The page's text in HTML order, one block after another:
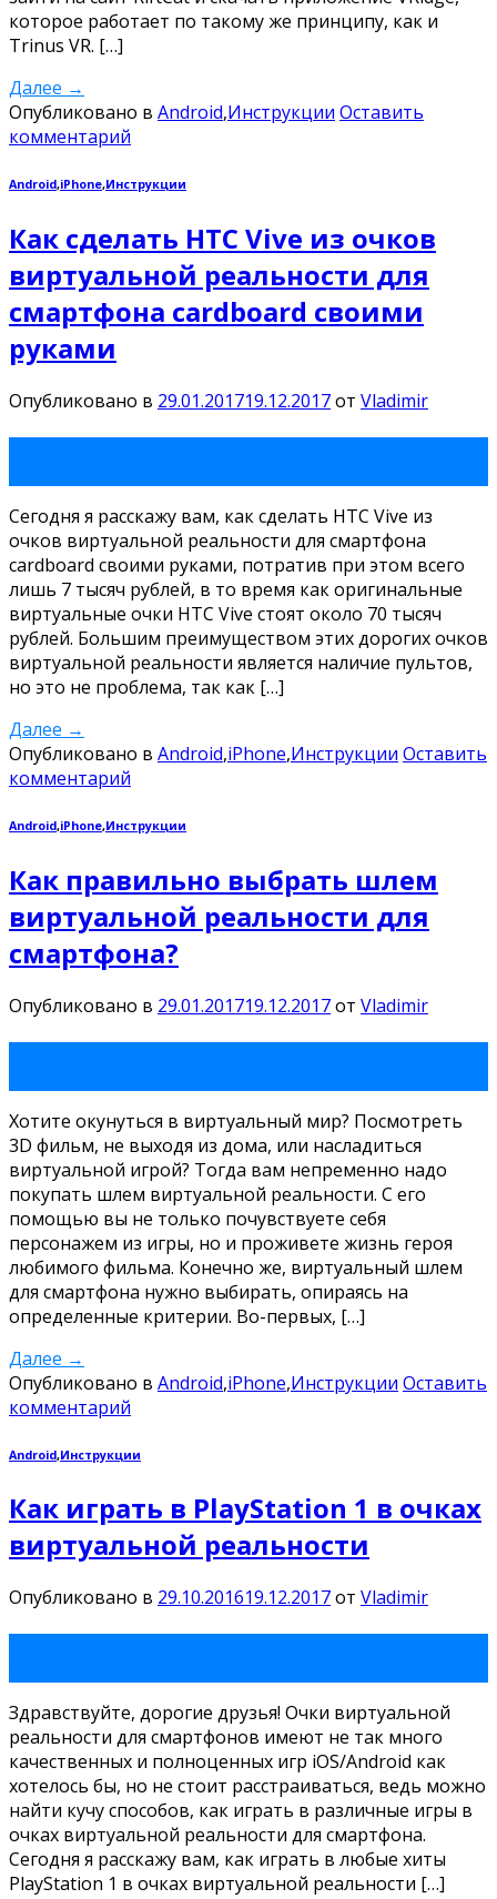
которое работает по такому же принципу, как и
Trinus VR. […]
Далее →
Опубликовано в Android,Инструкции Оставить
комментарий
Android,iPhone,Инструкции
Как сделать HTC Vive из очков
виртуальной реальности для
смартфона cardboard своими
руками
Опубликовано в 29.01.201719.12.2017от Vladimir
Сегодня я расскажу вам, как сделать HTC Vive из
очков виртуальной реальности для смартфона
cardboard своими руками, потратив при этом всего
лишь 7 тысяч рублей, в то время как оригинальные
виртуальные очки HTC Vive стоят около 70 тысяч
рублей. Большим преимуществом этих дорогих очков
виртуальной реальности является наличие пультов,
но это не проблема, так как […]
Далее →
Опубликовано в Android,iPhone,Инструкции Оставить
комментарий
Android,iPhone,Инструкции
Как правильно выбрать шлем
виртуальной реальности для
смартфона?
Опубликовано в 29.01.201719.12.2017от Vladimir
Хотите окунуться в виртуальный мир? Посмотреть
3D фильм, не выходя из дома, или насладиться
виртуальной игрой? Тогда вам непременно надо
покупать шлем виртуальной реальности. С его
помощью вы не только почувствуете себя
персонажем из игры, но и проживете жизнь героя
любимого фильма. Конечно же, виртуальный шлем
для смартфона нужно выбирать, опираясь на
определенные критерии. Во-первых, […]
Далее →
Опубликовано в Android,iPhone,Инструкции Оставить
комментарий
Android,Инструкции
Как играть в PlayStation 1 в очках
виртуальной реальности
Опубликовано в 29.10.201619.12.2017от Vladimir
Здравствуйте, дорогие друзья! Очки виртуальной
реальности для смартфонов имеют не так много
качественных и полноценных игр iOS/Android как
хотелось бы, но не стоит расстраиваться, ведь можно
найти кучу способов, как играть в различные игры в
очках виртуальной реальности для смартфона.
Сегодня я расскажу вам, как играть в любые хиты
PlayStation 1 в очках виртуальной реальности […]